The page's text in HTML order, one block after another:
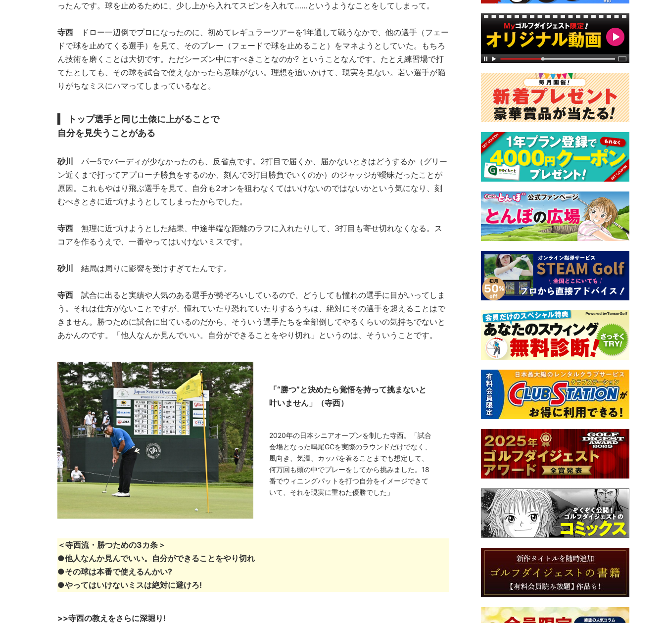
ったんです。球を止めるために、少し上から入れてスピンを入れて……というようなことをしてしまって。
寺西 ドロー一辺倒でプロになったのに、初めてレギュラーツアーを1年通して戦うなかで、他の選手（フェー
ドで球を止めてくる選手）を見て、そのプレー（フェードで球を止めること）をマネようとしていた。もちろ
ん技術を磨くことは大切です。ただシーズン中にすべきことなのか? ということなんです。たとえ練習場で打
てたとしても、その球を試合で使えなかったら意味がない。理想を追いかけて、現実を見ない。若い選手が陥
りがちなミスにハマってしまっているなと。
トップ選手と同じ土俵に上がることで
自分を見失うことがある
砂川
パー5でバーディが少なかったのも、反省点です。2打目で届くか、届かないときはどうするか（グリー
ン近くまで打ってアプローチ勝負をするのか、刻んで3打目勝負でいくのか）のジャッジが曖昧だったことが
原因。これもやはり飛ぶ選手を見て、自分も2オンを狙わなくてはいけないのではないかという気になり、刻
むべきときに近づけようとしてしまったからでした。
寺西 無理に近づけようとした結果、中途半端な距離のラフに入れたりして、3打目も寄せ切れなくなる。ス
コアを作るうえで、一番やってはいけないミスです。
砂川 結局は周りに影響を受けすぎてたんです。
寺西 試合に出ると実績や人気のある選手が勢ぞろいしているので、どうしても憧れの選手に目がいってしま
う。それは仕方がないことですが、憧れていたり恐れていたりするうちは、絶対にその選手を超えることはで
きません。勝つために試合に出ているのだから、そういう選手たちを全部倒してやるくらいの気持ちでないと
あかんのです。「他人なんか見んでいい。自分ができることをやり切れ」というのは、そういうことです。
「“勝つ”と決めたら覚悟を持って挑まないと
叶いません」（寺西）
2020年の日本シニアオープンを制した寺西。「試合
会場となった鳴尾GCを実際のラウンドだけでなく、
風向き、気温、カッパを着ることまでも想定して、
何万回も頭の中でプレーをしてから挑みました。18
番でウィニングパットを打つ自分をイメージできて
いて、それを現実に重ねた優勝でした」
＜寺西流・勝つための3カ条＞
●他人なんか見んでいい。自分ができることをやり切れ
●その球は本番で使えるんかい?
●やってはいけないミスは絶対に避けろ!
>>寺西の教えをさらに深堀り!